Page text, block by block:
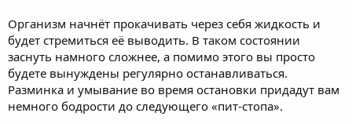
Организм начнёт прокачивать через себя жидкость и
будет стремиться её выводить. В таком состоянии
заснуть намного сложнее, а помимо этого вы просто
будете вынуждены регулярно останавливаться.
Разминка и умывание во время остановки придадут вам
немного бодрости до следующего «пит-стопа».